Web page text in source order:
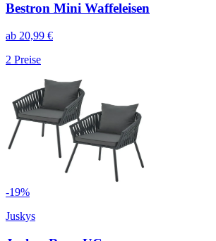
Bestron Mini Waffeleisen
ab 20,99 €
2 Preise
-19%
Juskys